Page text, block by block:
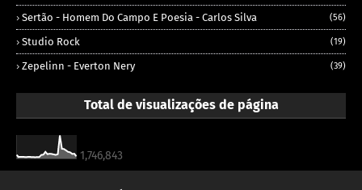
Sertão - Homem Do Campo E Poesia - Carlos Silva (56)
Studio Rock (19)
Zepelinn - Everton Nery (39)
Total de visualizações de página
1,746,843